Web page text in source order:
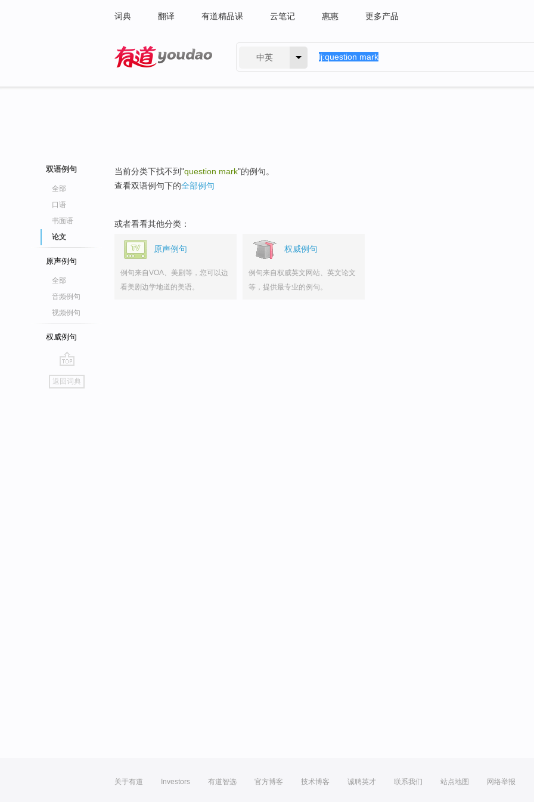
词典 翻译 有道精品课 云笔记 惠惠 更多产品
中英
双语例句
全部
口语
书面语
论文
原声例句
全部
音频例句
视频例句
权威例句
go
top
返回词典
当前分类下找不到"question mark"的例句。
查看双语例句下的全部例句
或者看看其他分类：
原声例句
例句来自VOA、美剧等，您可以边
看美剧边学地道的美语。
权威例句
例句来自权威英文网站、英文论文
等，提供最专业的例句。
关于有道 Investors 有道智选 官方博客 技术博客 诚聘英才 联系我们 站点地图 网络举报